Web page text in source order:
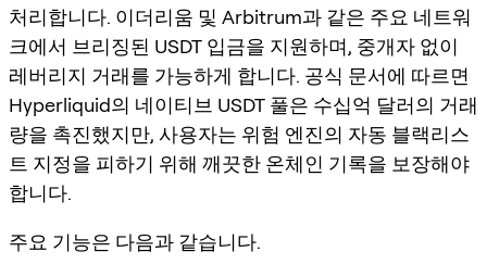
처리합니다. 이더리움 및 Arbitrum과 같은 주요 네트워
크에서 브리징된 USDT 입금을 지원하며, 중개자 없이
레버리지 거래를 가능하게 합니다. 공식 문서에 따르면
Hyperliquid의 네이티브 USDT 풀은 수십억 달러의 거래
량을 촉진했지만, 사용자는 위험 엔진의 자동 블랙리스
트 지정을 피하기 위해 깨끗한 온체인 기록을 보장해야
합니다.
주요 기능은 다음과 같습니다.